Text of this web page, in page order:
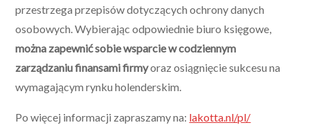
przestrzega przepisów dotyczących ochrony danych
osobowych. Wybierając odpowiednie biuro księgowe,
można zapewnić sobie wsparcie w codziennym
zarządzaniu finansami firmyoraz osiągnięcie sukcesu na
wymagającym rynku holenderskim.
Po więcej informacji zapraszamy na: lakotta.nl/pl/